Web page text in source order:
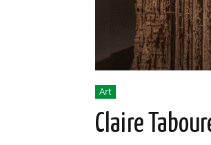
Art
Claire